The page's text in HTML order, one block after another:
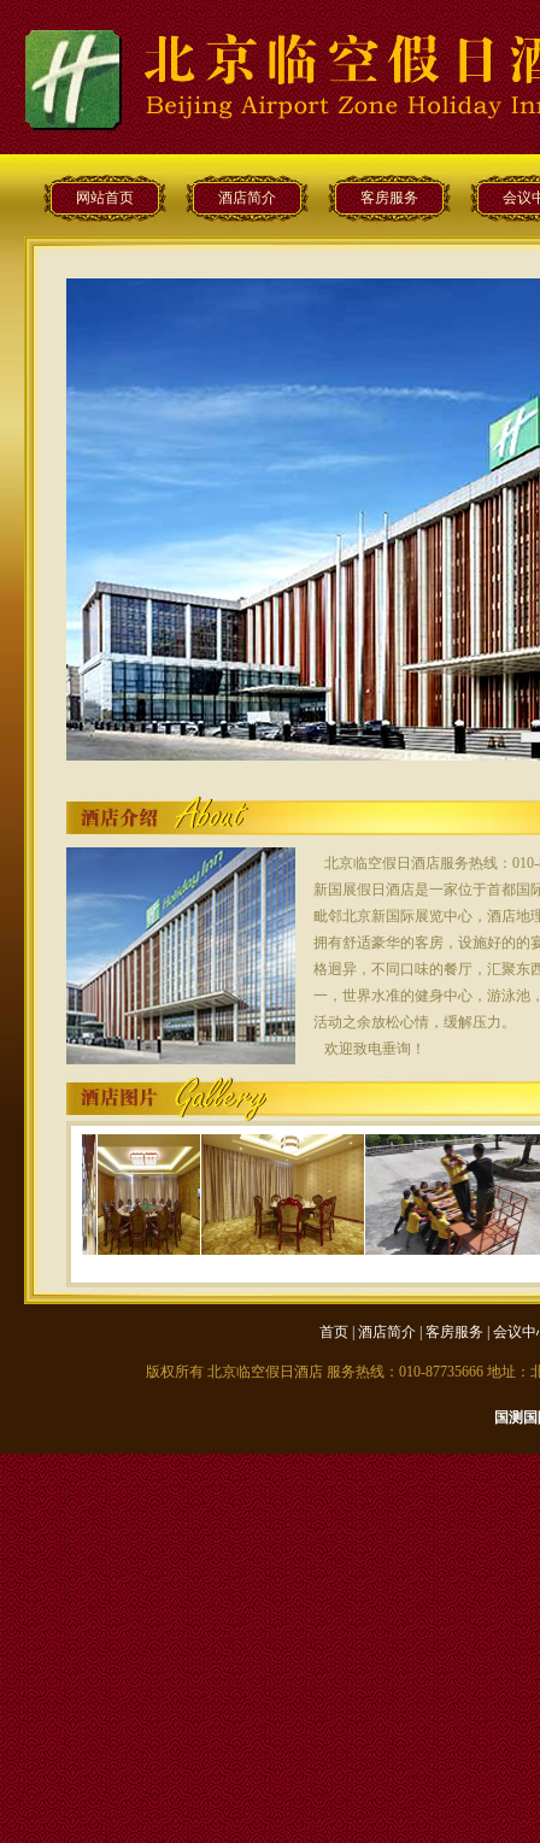
网站首页 酒店简介 客房服务 会议
北京临空假日酒店服务热线：
新国展假日酒店是一家位于首都国
毗邻北京新国际展览中心，酒店地
拥有舒适豪华的客房，设施好的的
格迥异，不同口味的餐厅，汇聚东
一，世界水准的健身中心，游泳池
活动之余放松心情，缓解压力。
欢迎致电垂询！
首页 酒店简介 客房服务 会议中
版权所有 北京临空假日酒店 服务热线：010-87735666 地址
国测